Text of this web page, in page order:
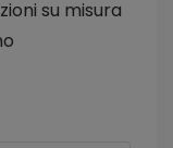
su misura